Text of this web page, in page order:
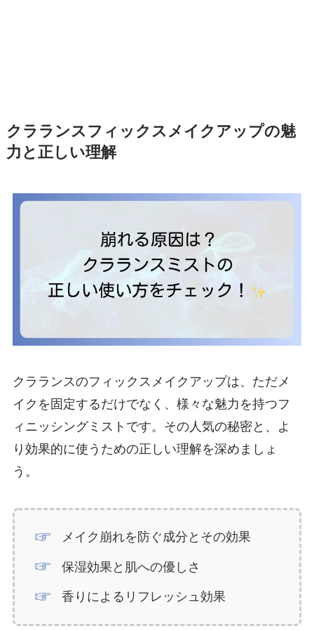
クラランスフィックスメイクアップの魅
力と正しい理解
クラランスのフィックスメイクアップは、ただメ
イクを固定するだけでなく、様々な魅力を持つフ
ィニッシングミストです。その人気の秘密と、よ
り効果的に使うための正しい理解を深めましょ
う。
メイク崩れを防ぐ成分とその効果
保湿効果と肌への優しさ
香りによるリフレッシュ効果